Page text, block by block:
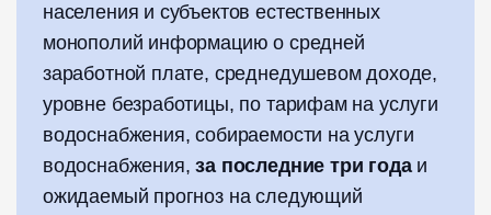
населения и субъектов естественных
монополий информацию о средней
заработной плате, среднедушевом доходе,
уровне безработицы, по тарифам на услуги
водоснабжения, собираемости на услуги
водоснабжения,за последние три годаи
ожидаемый прогноз на следующий